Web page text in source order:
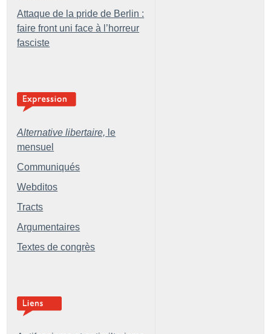
Attaque de la pride de Berlin :
faire front uni face à l’horreur
fasciste
Alternative libertaire, le
mensuel
Communiqués
Webditos
Tracts
Argumentaires
Textes de congrès